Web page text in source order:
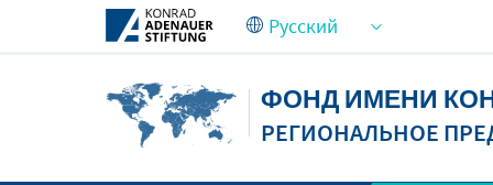
Skip to Main Content
ФОНД ИМЕНИ
РЕГИОНАЛЬНОЕ